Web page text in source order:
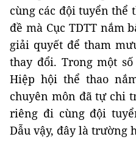
cùng các đội tuyển thể
đề mà Cục TDTT nắm
giải quyết để tham
thay đổi. Trong một
Hiệp hội thể thao
chuyên môn đã tự chi
riêng đi cùng đội
Dẫu vậy, đây là trường